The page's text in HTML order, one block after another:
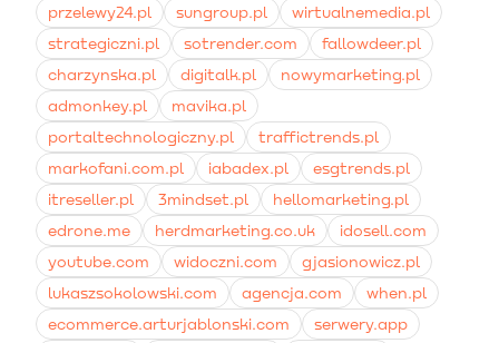
przelewy24.pl
sungroup.pl
wirtualnemedia.pl
strategiczni.pl
sotrender.com
fallowdeer.pl
charzynska.pl
digitalk.pl
nowymarketing.pl
admonkey.pl
mavika.pl
portaltechnologiczny.pl
traffictrends.pl
markofani.com.pl
iabadex.pl
esgtrends.pl
itreseller.pl
3mindset.pl
hellomarketing.pl
edrone.me
herdmarketing.co.uk
idosell.com
youtube.com
widoczni.com
gjasionowicz.pl
lukaszsokolowski.com
agencja.com
when.pl
ecommerce.arturjablonski.com
serwery.app